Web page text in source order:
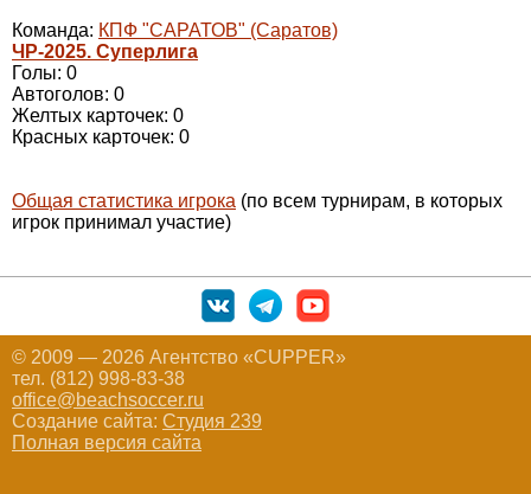
Команда: КПФ "САРАТОВ" (Саратов)
ЧР-2025. Суперлига
Голы: 0
Автоголов: 0
Желтых карточек: 0
Красных карточек: 0
Общая статистика игрока (по всем турнирам, в которых
игрок принимал участие)
© 2009 — 2026 Агентство «CUPPER»
тел. (812) 998-83-38
office@beachsoccer.ru
Создание сайта: Студия 239
Полная версия сайта